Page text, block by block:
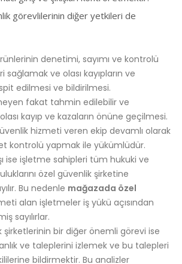
görevlilerinin diğer yetkileri de
denetimi, sayımı ve kontrolü
sağlamak ve olası kayıpların ve
edilmesi ve bildirilmesi.
fakat tahmin edilebilir ve
kayıp ve kazaların önüne geçilmesi.
hizmeti veren ekip devamlı olarak
kontrolü yapmak ile yükümlüdür.
ise işletme sahipleri tüm hukuki ve
özel güvenlik şirketine
Bu nedenle mağazada özel
alan işletmeler iş yükü açısından
sayılırlar.
şirketlerinin bir diğer önemli görevi ise
ve taleplerini izlemek ve bu talepleri
bildirmektir. Bu analizler